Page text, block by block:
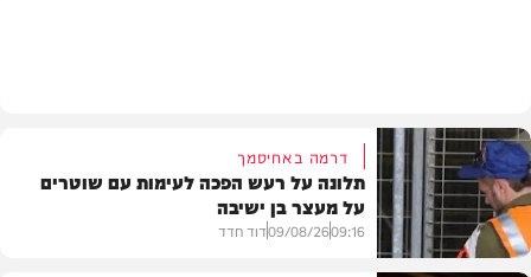
דרמה באחיסמך
תלונה על רעש הפכה לעימות עם שוטרים
על מעצר בן ישיבה
09:16
09/08/26דוד חדד